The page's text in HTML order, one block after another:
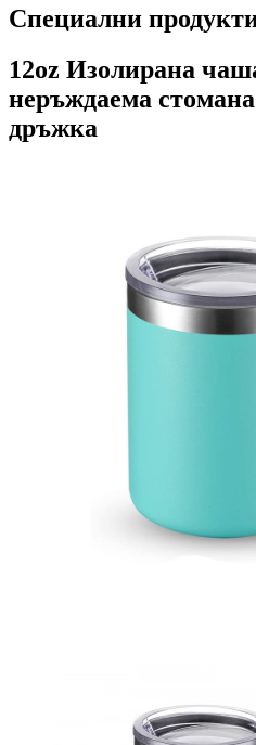
Специални
12oz Изолирана
неръждаема
дръжка